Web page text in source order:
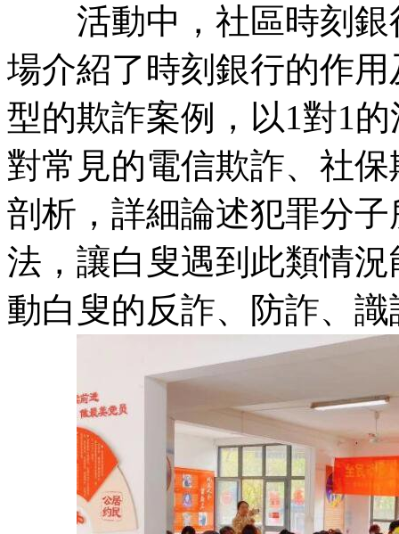
活動中，社區時刻銀
場介紹了時刻銀行的作
型的欺詐案例，以1對1
對常見的電信欺詐、社
剖析，詳細論述犯罪分
法，讓白叟遇到此類情
動白叟的反詐、防詐、